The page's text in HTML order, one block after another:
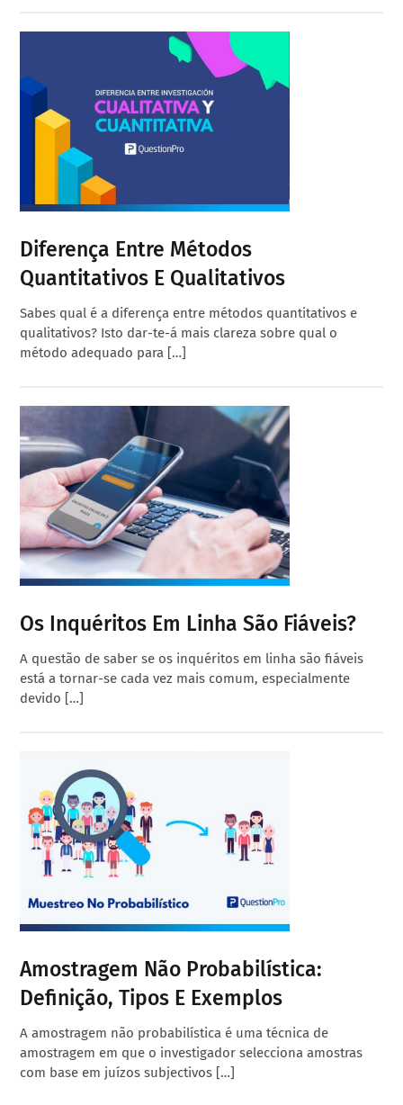
Diferença Entre Métodos
Quantitativos E Qualitativos
Sabes qual é a diferença entre métodos quantitativos e
qualitativos? Isto dar-te-á mais clareza sobre qual o
método adequado para […]
Os Inquéritos Em Linha São Fiáveis?
A questão de saber se os inquéritos em linha são fiáveis
está a tornar-se cada vez mais comum, especialmente
devido […]
Amostragem Não Probabilística:
Definição, Tipos E Exemplos
A amostragem não probabilística é uma técnica de
amostragem em que o investigador selecciona amostras
com base em juízos subjectivos […]